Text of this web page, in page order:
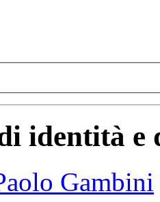
identità e
Gambini